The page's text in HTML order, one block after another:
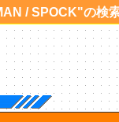
/ SPOCK"の検